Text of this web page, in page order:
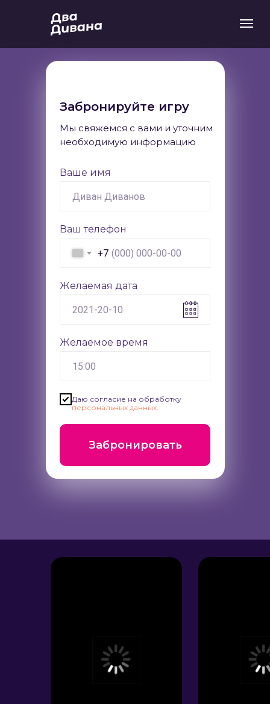
Ваше имя
Ваш телефон
+7
Желаемая дата
Желаемое время
Даю согласие на обработку
персональных данных.
Забронировать
Забронируйте игру
Мы свяжемся с вами и уточним
необходимую информацию